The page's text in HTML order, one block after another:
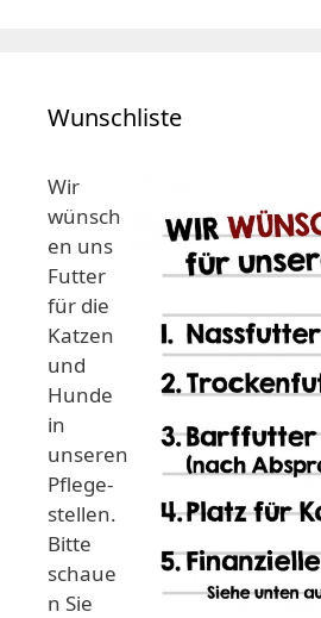
Wunschliste
Wir
wünsch
en uns
Futter
für die
Katzen
und
Hunde
in
unseren
Pflege-
stellen.
Bitte
schaue
n Sie